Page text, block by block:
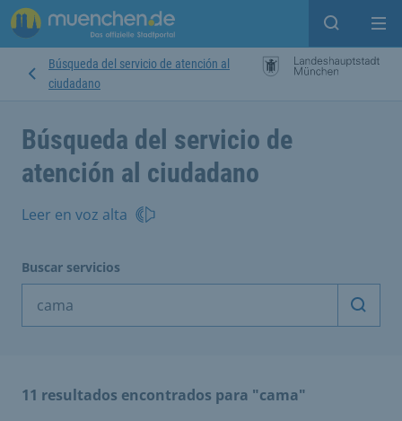
Open
Búsqueda del servicio de atención al
ciudadano
Búsqueda del servicio de
atención al ciudadano
Leer en voz alta
Buscar servicios
11 resultados encontrados para "cama"